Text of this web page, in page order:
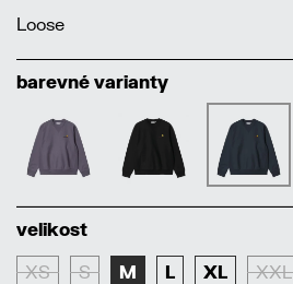
Loose
barevné varianty
velikost
XS S M L XL XXL